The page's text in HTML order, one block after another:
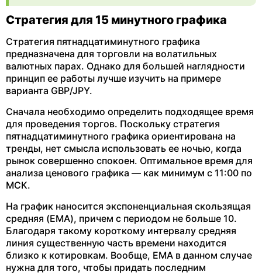
Стратегия для 15 минутного графика
Стратегия пятнадцатиминутного графика
предназначена для торговли на волатильных
валютных парах. Однако для большей наглядности
принцип ее работы лучше изучить на примере
варианта GBP/JPY.
Сначала необходимо определить подходящее время
для проведения торгов. Поскольку стратегия
пятнадцатиминутного графика ориентирована на
тренды, нет смысла использовать ее ночью, когда
рынок совершенно спокоен. Оптимальное время для
анализа ценового графика — как минимум с 11:00 по
МСК.
На график наносится экспоненциальная скользящая
средняя (EMA), причем с периодом не больше 10.
Благодаря такому короткому интервалу средняя
линия существенную часть времени находится
близко к котировкам. Вообще, EMA в данном случае
нужна для того, чтобы придать последним